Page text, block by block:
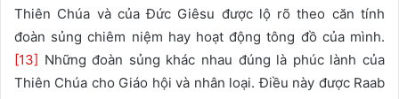
Thiên Chúa và của Đức Giêsu được lộ rõ theo căn tính
đoàn sủng chiêm niệm hay hoạt động tông đồ của mình.
[13] Những đoàn sủng khác nhau đúng là phúc lành của
Thiên Chúa cho Giáo hội và nhân loại. Điều này được Raab